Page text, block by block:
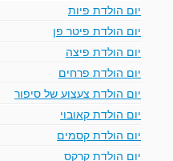
יום הולדת פיות
יום הולדת פיטר פן
יום הולדת פיצה
יום הולדת פרחים
יום הולדת צעצוע של סיפור
יום הולדת קאובוי
יום הולדת קסמים
יום הולדת קרקס